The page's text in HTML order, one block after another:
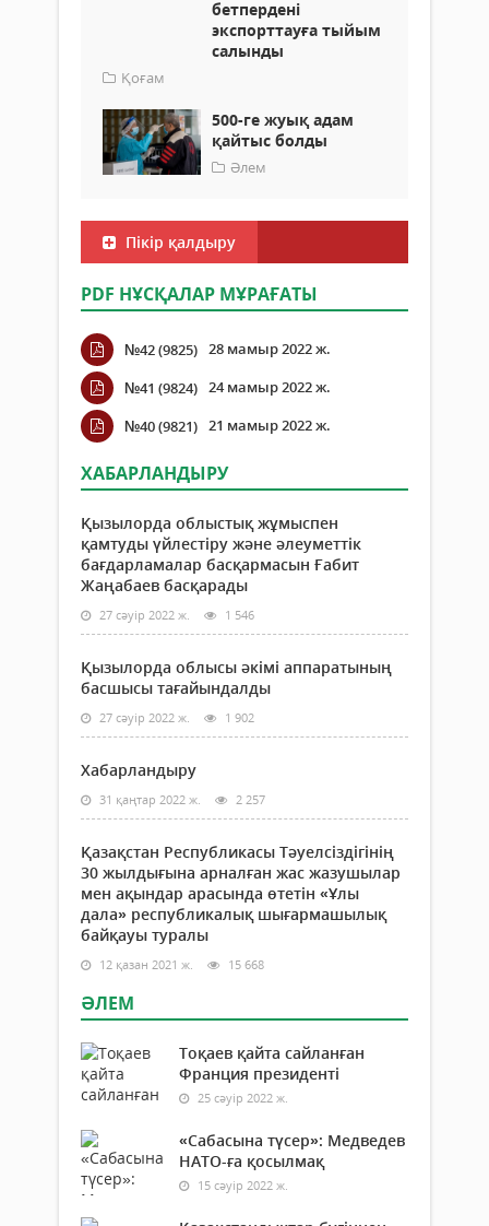
бетпердені
экспорттауға тыйым
салынды
Қоғам
500-ге жуық адам
қайтыс болды
Әлем
Пікір қалдыру
PDF НҰСҚАЛАР МҰРАҒАТЫ
№42 (9825) 28 мамыр 2022 ж.
№41 (9824) 24 мамыр 2022 ж.
№40 (9821) 21 мамыр 2022 ж.
ХАБАРЛАНДЫРУ
Қызылорда облыстық жұмыспен
қамтуды үйлестіру және әлеуметтік
бағдарламалар басқармасын Ғабит
Жаңабаев басқарады
27 сәуір 2022 ж. 1 546
Қызылорда облысы әкімі аппаратының
басшысы тағайындалды
27 сәуір 2022 ж. 1 902
Хабарландыру
31 қаңтар 2022 ж. 2 257
Қазақстан Республикасы Тәуелсіздігінің
30 жылдығына арналған жас жазушылар
мен ақындар арасында өтетін «Ұлы
дала» республикалық шығармашылық
байқауы туралы
12 қазан 2021 ж. 15 668
ӘЛЕМ
Тоқаев қайта сайланған
Франция президенті
25 сәуір 2022 ж.
«Сабасына түсер»: Медведев
НАТО-ға қосылмақ
15 сәуір 2022 ж.